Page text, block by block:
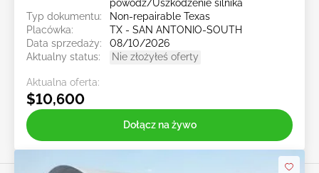
powódź/Uszkodzenie silnika
Typ dokumentu:
Non-repairable Texas
Placówka:
TX - SAN ANTONIO-SOUTH
Data sprzedaży:
08/10/2026
Aktualny status:
Nie złożyłeś oferty
Aktualna oferta:
$10,600
Dołącz na żywo